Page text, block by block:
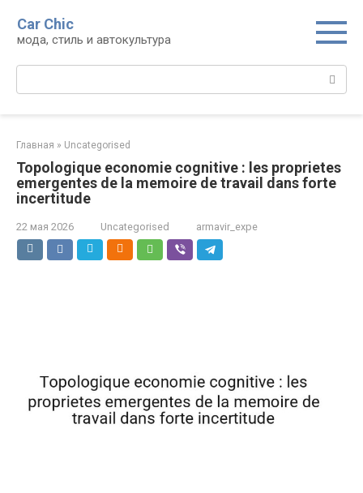
контенту
Car Chic
мода, стиль и автокультура
Поиск:
Главная » Uncategorised
Topologique economie cognitive : les proprietes
emergentes de la memoire de travail dans forte
incertitude
22 мая 2026 Uncategorised armavir_expe